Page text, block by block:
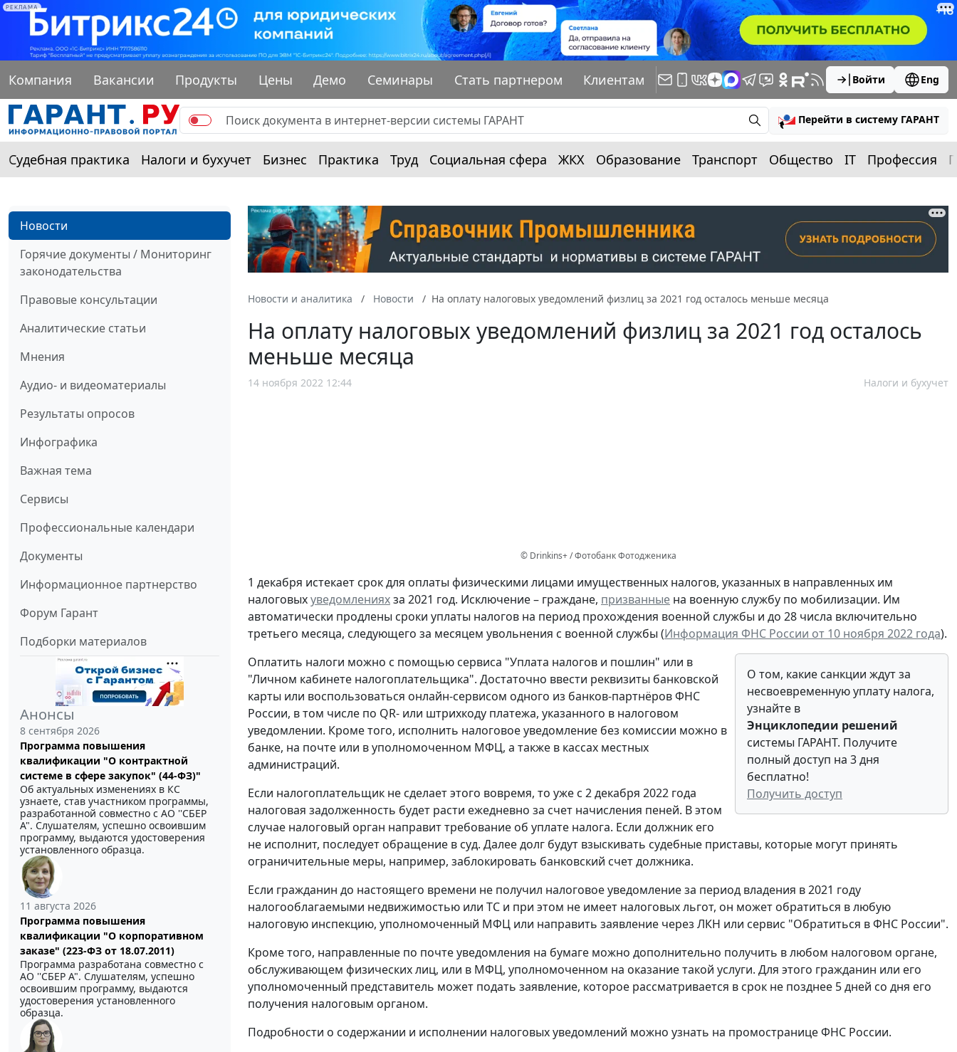
РЕКЛАМА
Компания Вакансии Продукты Цены Демо Семинары Стать партнером Клиентам Войти Eng
Перейти в систему ГАРАНТ
Судебная практика Налоги и бухучет Бизнес Практика Труд Социальная сфера ЖКХ Образование Транспорт Общество IT Профессия
Новости
Горячие документы / Мониторинг
законодательства
Правовые консультации
Аналитические статьи
Мнения
Аудио- и видеоматериалы
Результаты опросов
Инфографика
Важная тема
Сервисы
Профессиональные календари
Документы
Информационное партнерство
Форум Гарант
Подборки материалов
Анонсы
8 сентября 2026
Программа повышения
квалификации "О контрактной
системе в сфере закупок" (44-ФЗ)"
Об актуальных изменениях в КС
узнаете, став участником программы,
разработанной совместно с АО ''СБЕР
А". Слушателям, успешно освоившим
программу, выдаются удостоверения
установленного образца.
11 августа 2026
Программа повышения
квалификации "О корпоративном
заказе" (223-ФЗ от 18.07.2011)
Программа разработана совместно с
АО ''СБЕР А". Слушателям, успешно
освоившим программу, выдаются
удостоверения установленного
образца.
Новости и аналитика Новости На оплату налоговых уведомлений физлиц за 2021 год осталось меньше месяца
На оплату налоговых уведомлений физлиц за 2021 год осталось
меньше месяца
14 ноября 2022 12:44 Налоги и бухучет
© Drinkins+ / Фотобанк Фотодженика
1 декабря истекает срок для оплаты физическими лицами имущественных налогов, указанных в направленных им
налоговыхуведомленияхза 2021 год. Исключение – граждане, призванные на военную службу по мобилизации. Им
автоматически продлены сроки уплаты налогов на период прохождения военной службы и до 28 числа включительно
третьего месяца, следующего за месяцем увольнения с военной службы (Информация ФНС России от 10 ноября 2022 года).
О том, какие санкции ждут за
несвоевременную уплату налога,
узнайте в
Энциклопедии решений
системы ГАРАНТ. Получите
полный доступ на 3 дня
бесплатно!
Получить доступ
Оплатить налоги можно с помощью сервиса "Уплата налогов и пошлин" или в
"Личном кабинете налогоплательщика". Достаточно ввести реквизиты банковской
карты или воспользоваться онлайн-сервисом одного из банков-партнёров ФНС
России, в том числе по QR- или штрихкоду платежа, указанного в налоговом
уведомлении. Кроме того, исполнить налоговое уведомление без комиссии можно в
банке, на почте или в уполномоченном МФЦ, а также в кассах местных
администраций.
Если налогоплательщик не сделает этого вовремя, то уже с 2 декабря 2022 года
налоговая задолженность будет расти ежедневно за счет начисления пеней. В этом
случае налоговый орган направит требование об уплате налога. Если должник его
не исполнит, последует обращение в суд. Далее долг будут взыскивать судебные приставы, которые могут принять
ограничительные меры, например, заблокировать банковский счет должника.
Если гражданин до настоящего времени не получил налоговое уведомление за период владения в 2021 году
налогооблагаемыми недвижимостью или ТС и при этом не имеет налоговых льгот, он может обратиться в любую
налоговую инспекцию, уполномоченный МФЦ или направить заявление через ЛКН или сервис "Обратиться в ФНС России".
Кроме того, направленные по почте уведомления на бумаге можно дополнительно получить в любом налоговом органе,
обслуживающем физических лиц, или в МФЦ, уполномоченном на оказание такой услуги. Для этого гражданин или его
уполномоченный представитель может подать заявление, которое рассматривается в срок не позднее 5 дней со дня его
получения налоговым органом.
Подробности о содержании и исполнении налоговых уведомлений можно узнать на промостранице ФНС России.